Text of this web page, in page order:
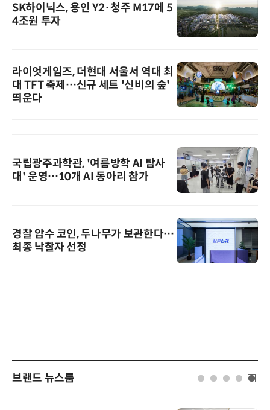
SK하이닉스, 용인 Y2·청주 M17에 5
4조원 투자
라이엇게임즈, 더현대 서울서 역대 최
대 TFT 축제…신규 세트 '신비의 숲'
띄운다
국립광주과학관, '여름방학 AI 탐사
대' 운영…10개 AI 동아리 참가
경찰 압수 코인, 두나무가 보관한다…
최종 낙찰자 선정
브랜드 뉴스룸